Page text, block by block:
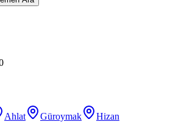
Ahlat Güroymak Hizan